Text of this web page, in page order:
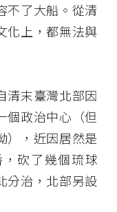
不了大船。從清
化上，都無法與
清末臺灣北部因
個政治中心（但
），近因居然是
砍了幾個琉球
分治，北部另設